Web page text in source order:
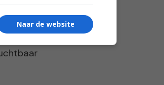
ontstaat.
200 mannen
Naar de website